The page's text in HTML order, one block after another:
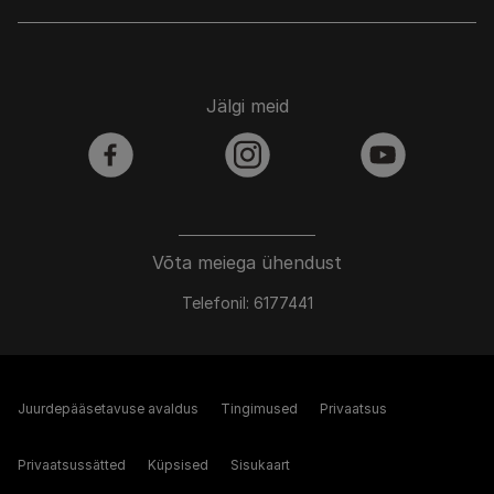
Võta meiega ühendust
Telefonil: 6177441
Jälgi meid
facebook instagram youtube
Juurdepääsetavuse avaldus Tingimused Privaatsus
Privaatsussätted Küpsised Sisukaart